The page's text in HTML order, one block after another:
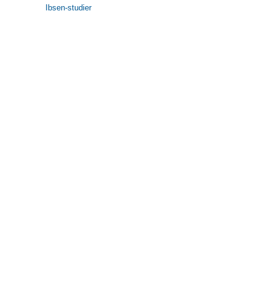
Ibsen-studier